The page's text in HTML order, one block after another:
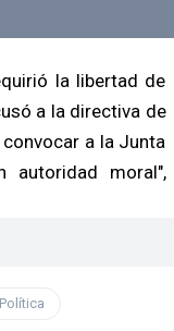
la libertad de
a la directiva de
a la Junta
autoridad moral",
Política